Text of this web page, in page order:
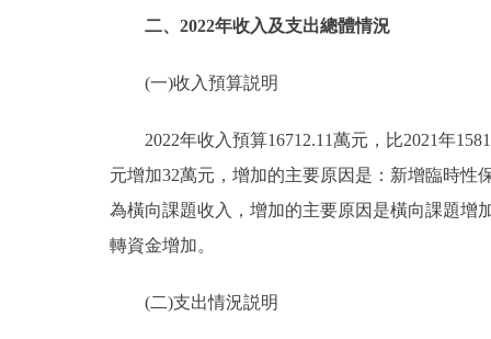
二、2022年收入及支出總體情況
(一)收入預算説明
2022年收入預算16712.11萬元，比2021年
元增加32萬元，增加的主要原因是：新增臨時性
為橫向課題收入，增加的主要原因是橫向課題增
轉資金增加。
(二)支出情況説明